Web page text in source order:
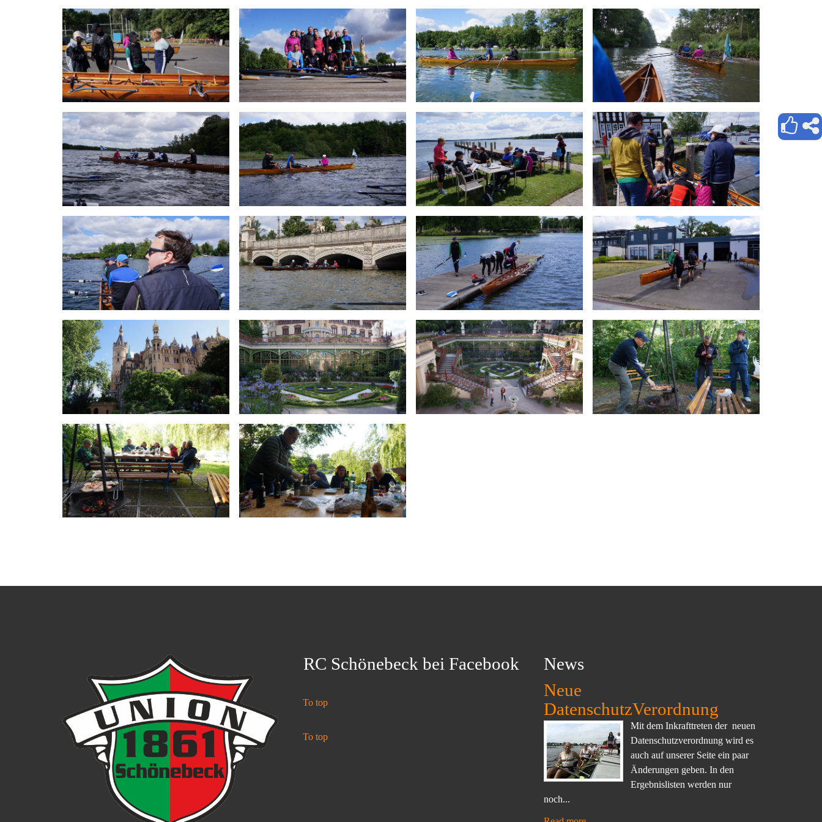
RC Schönebeck bei Facebook
To top
To top
News
Neue
DatenschutzVerordnung
Mit dem Inkrafttreten der neuen
Datenschutzverordnung wird es
auch auf unserer Seite ein paar
Änderungen geben. In den
Ergebnislisten werden nur
noch...